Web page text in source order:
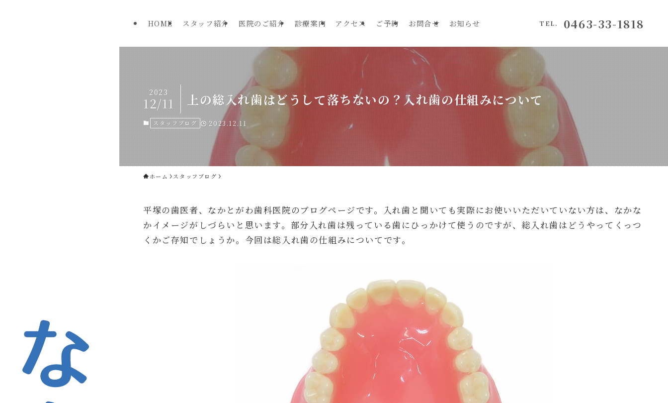
HOME スタッフ紹介 医院のご紹介 診療案内 アクセス ご予約 お問合せ お知らせ TEL. 0463-33-1818
上の総入れ歯はどうして落ちないの？入れ歯の仕組みについて
2023
12/11
スタッフブログ 2023.12.11
ホーム スタッフブログ
平塚の歯医者、なかとがわ歯科医院のブログページです。入れ歯と聞いても実際にお使いいただいていない方は、なかな
かイメージがしづらいと思います。部分入れ歯は残っている歯にひっかけて使うのですが、総入れ歯はどうやってくっつ
くかご存知でしょうか。今回は総入れ歯の仕組みについてです。